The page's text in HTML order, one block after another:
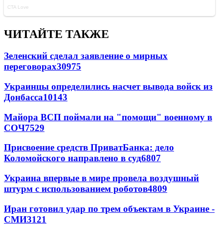
ЧИТАЙТЕ ТАКЖЕ
Зеленский сделал заявление о мирных
переговорах30975
Украинцы определились насчет вывода войск из
Донбасса10143
Майора ВСП поймали на "помощи" военному в
СОЧ7529
Присвоение средств ПриватБанка: дело
Коломойского направлено в суд6807
Украина впервые в мире провела воздушный
штурм с использованием роботов4809
Иран готовил удар по трем объектам в Украине -
СМИ3121